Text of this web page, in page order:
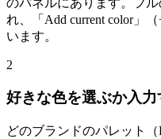
のパネルにあります。フ
れ、「Add current color」
います。
2
好きな色を選ぶか入力
どのブランドのパレット